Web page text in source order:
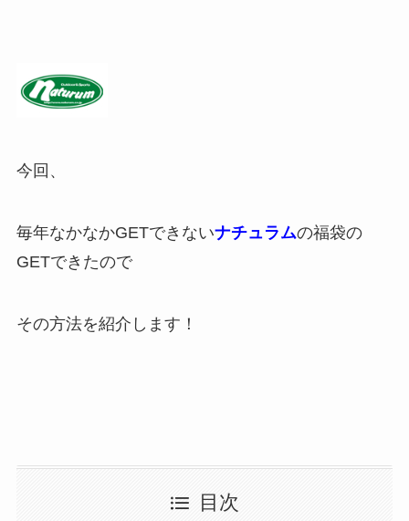
今回、
毎年なかなかGETできないナチュラムの福袋の
GETできたので
その方法を紹介します！
目次